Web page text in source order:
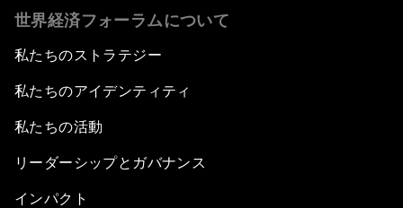
世界経済フォーラムについて
私たちのストラテジー
私たちのアイデンティティ
私たちの活動
リーダーシップとガバナンス
インパクト